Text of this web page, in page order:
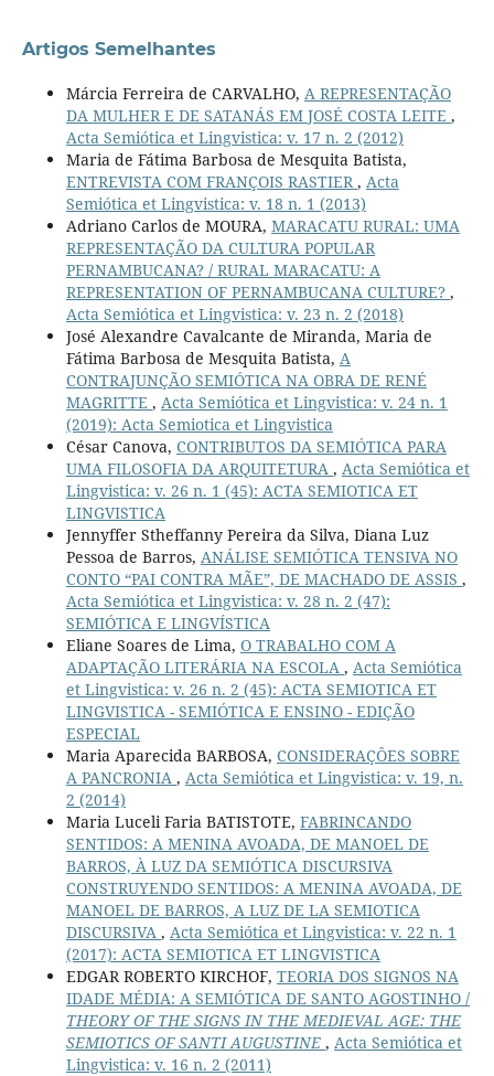
Artigos Semelhantes
Márcia Ferreira de CARVALHO, A REPRESENTAÇÃO
DA MULHER E DE SATANÁS EM JOSÉ COSTA LEITE ,
Acta Semiótica et Lingvistica: v. 17 n. 2 (2012)
Maria de Fátima Barbosa de Mesquita Batista,
ENTREVISTA COM FRANÇOIS RASTIER, Acta
Semiótica et Lingvistica: v. 18 n. 1 (2013)
Adriano Carlos de MOURA, MARACATU RURAL: UMA
REPRESENTAÇÃO DA CULTURA POPULAR
PERNAMBUCANA? / RURAL MARACATU: A
REPRESENTATION OF PERNAMBUCANA CULTURE? ,
Acta Semiótica et Lingvistica: v. 23 n. 2 (2018)
José Alexandre Cavalcante de Miranda, Maria de
Fátima Barbosa de Mesquita Batista, A
CONTRAJUNÇÃO SEMIÓTICA NA OBRA DE RENÉ
MAGRITTE , Acta Semiótica et Lingvistica: v. 24 n. 1
(2019): Acta Semiotica et Lingvistica
César Canova, CONTRIBUTOS DA SEMIÓTICA PARA
UMA FILOSOFIA DA ARQUITETURA , Acta Semiótica et
Lingvistica: v. 26 n. 1 (45): ACTA SEMIOTICA ET
LINGVISTICA
Jennyffer Stheffanny Pereira da Silva, Diana Luz
Pessoa de Barros, ANÁLISE SEMIÓTICA TENSIVA NO
CONTO “PAI CONTRA MÃE”, DE MACHADO DE ASSIS ,
Acta Semiótica et Lingvistica: v. 28 n. 2 (47):
SEMIÓTICA E LINGVÍSTICA
Eliane Soares de Lima, O TRABALHO COM A
ADAPTAÇÃO LITERÁRIA NA ESCOLA , Acta Semiótica
et Lingvistica: v. 26 n. 2 (45): ACTA SEMIOTICA ET
LINGVISTICA - SEMIÓTICA E ENSINO - EDIÇÃO
ESPECIAL
Maria Aparecida BARBOSA, CONSIDERAÇÔES SOBRE
A PANCRONIA , Acta Semiótica et Lingvistica: v. 19, n.
2 (2014)
Maria Luceli Faria BATISTOTE, FABRINCANDO
SENTIDOS: A MENINA AVOADA, DE MANOEL DE
BARROS, À LUZ DA SEMIÓTICA DISCURSIVA
CONSTRUYENDO SENTIDOS: A MENINA AVOADA, DE
MANOEL DE BARROS, A LUZ DE LA SEMIOTICA
DISCURSIVA , Acta Semiótica et Lingvistica: v. 22 n. 1
(2017): ACTA SEMIOTICA ET LINGVISTICA
EDGAR ROBERTO KIRCHOF, TEORIA DOS SIGNOS NA
IDADE MÉDIA: A SEMIÓTICA DE SANTO AGOSTINHO /
THEORY OF THE SIGNS IN THE MEDIEVAL AGE: THE
SEMIOTICS OF SANTI AUGUSTINE , Acta Semiótica et
Lingvistica: v. 16 n. 2 (2011)